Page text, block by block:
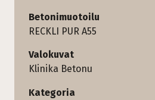
Betonimuotoilu
RECKLI PUR A55
Valokuvat
Klinika Betonu
Kategoria